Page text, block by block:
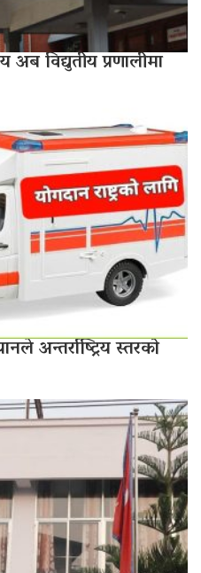
विद्युतीय प्रणालीमा
अन्तर्राष्ट्रिय स्तरको